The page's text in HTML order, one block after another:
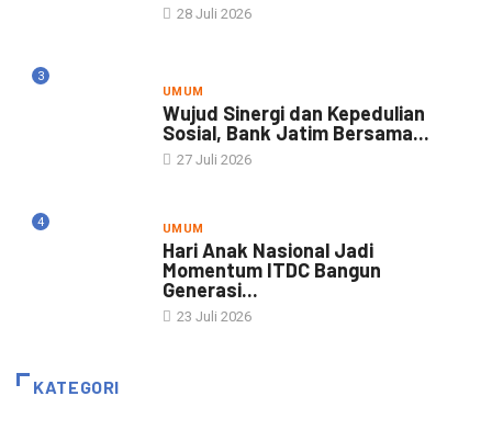
28 Juli 2026
3
UMUM
Wujud Sinergi dan Kepedulian
Sosial, Bank Jatim Bersama...
27 Juli 2026
4 UMUM
Hari Anak Nasional Jadi
Momentum ITDC Bangun
Generasi...
23 Juli 2026
KATEGORI